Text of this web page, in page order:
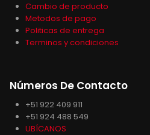
Cambio de producto
Metodos de pago
Politicas de entrega
Terminos y condiciones
Números De Contacto
+51 922 409 911
+51 924 488 549
UBÍCANOS